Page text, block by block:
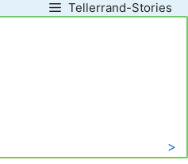
Tellerrand-Stories
>